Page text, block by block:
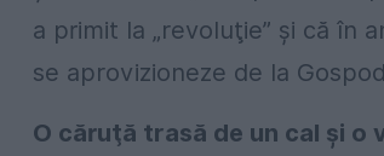
a primit la „revoluţie” şi că în
se aprovizioneze de la
O căruţă trasă de un cal şi o